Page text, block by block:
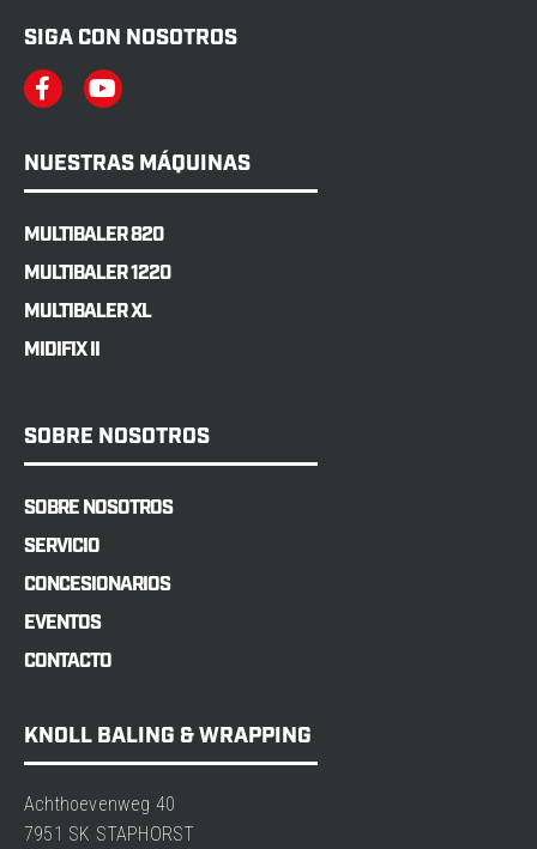
SIGA CON NOSOTROS
NUESTRAS MÁQUINAS
MULTIBALER 820
MULTIBALER 1220
MULTIBALER XL
MIDIFIX II
SOBRE NOSOTROS
SOBRE NOSOTROS
SERVICIO
CONCESIONARIOS
EVENTOS
CONTACTO
KNOLL BALING & WRAPPING
Achthoevenweg 40
7951 SK STAPHORST